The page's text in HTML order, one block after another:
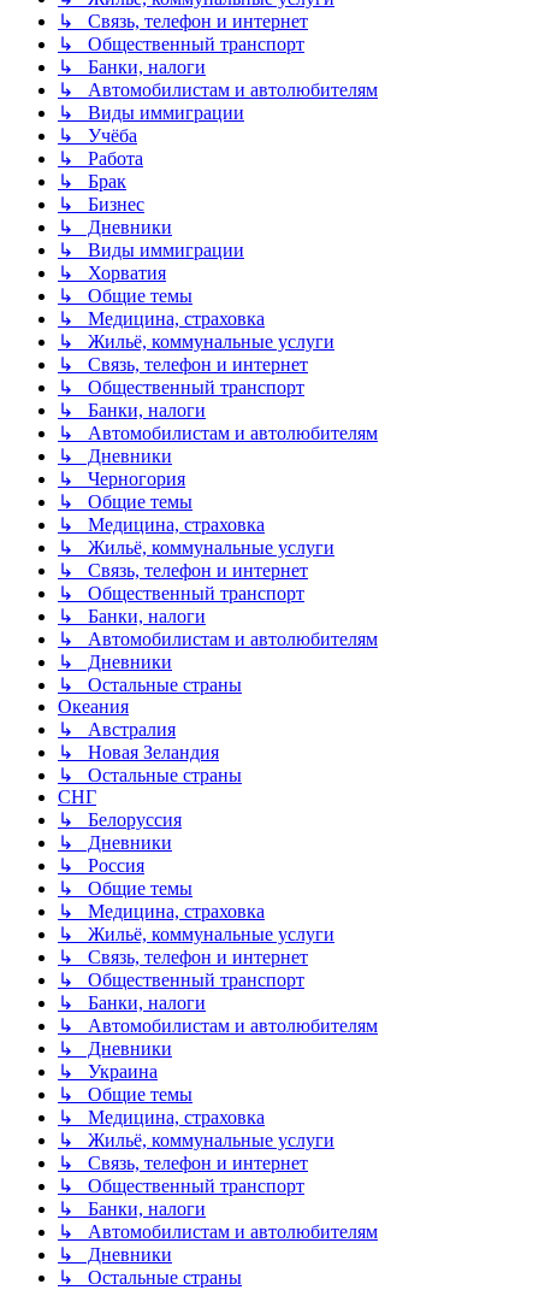
↳ Связь, телефон и интернет
↳ Общественный транспорт
↳ Банки, налоги
↳ Автомобилистам и автолюбителям
↳ Виды иммиграции
↳ Учёба
↳ Работа
↳ Брак
↳ Бизнес
↳ Дневники
↳ Виды иммиграции
↳ Хорватия
↳ Общие темы
↳ Медицина, страховка
↳ Жильё, коммунальные услуги
↳ Связь, телефон и интернет
↳ Общественный транспорт
↳ Банки, налоги
↳ Автомобилистам и автолюбителям
↳ Дневники
↳ Черногория
↳ Общие темы
↳ Медицина, страховка
↳ Жильё, коммунальные услуги
↳ Связь, телефон и интернет
↳ Общественный транспорт
↳ Банки, налоги
↳ Автомобилистам и автолюбителям
↳ Дневники
↳ Остальные страны
Океания
↳ Австралия
↳ Новая Зеландия
↳ Остальные страны
СНГ
↳ Белоруссия
↳ Дневники
↳ Россия
↳ Общие темы
↳ Медицина, страховка
↳ Жильё, коммунальные услуги
↳ Связь, телефон и интернет
↳ Общественный транспорт
↳ Банки, налоги
↳ Автомобилистам и автолюбителям
↳ Дневники
↳ Украина
↳ Общие темы
↳ Медицина, страховка
↳ Жильё, коммунальные услуги
↳ Связь, телефон и интернет
↳ Общественный транспорт
↳ Банки, налоги
↳ Автомобилистам и автолюбителям
↳ Дневники
↳ Остальные страны